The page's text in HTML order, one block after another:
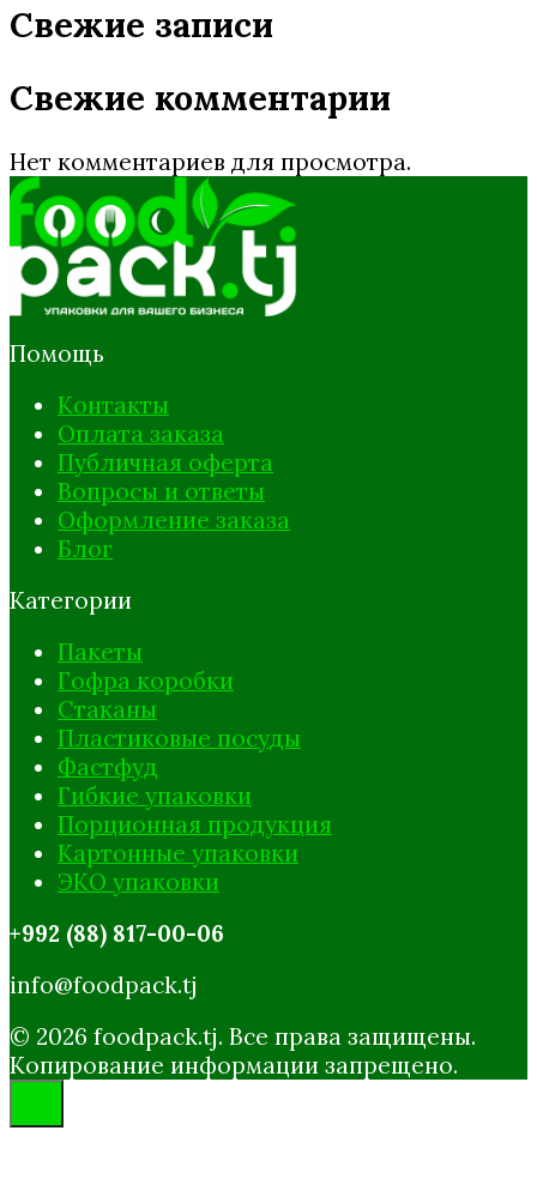
Свежие записи
Свежие комментарии
Нет комментариев для просмотра.
Помощь
Контакты
Оплата заказа
Публичная оферта
Вопросы и ответы
Оформление заказа
Блог
Категории
Пакеты
Гофра коробки
Стаканы
Пластиковые посуды
Фастфуд
Гибкие упаковки
Порционная продукция
Картонные упаковки
ЭКО упаковки
+992 (88) 817-00-06
info@foodpack.tj
© 2026 foodpack.tj. Все права защищены.
Копирование информации запрещено.